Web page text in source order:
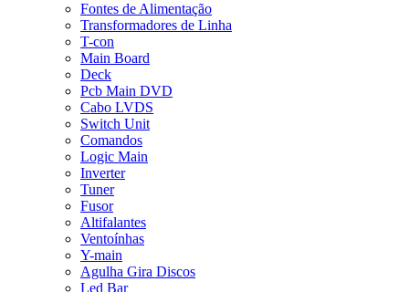
Fontes de Alimentação
Transformadores de Linha
T-con
Main Board
Deck
Pcb Main DVD
Cabo LVDS
Switch Unit
Comandos
Logic Main
Inverter
Tuner
Fusor
Altifalantes
Ventoínhas
Y-main
Agulha Gira Discos
Led Bar